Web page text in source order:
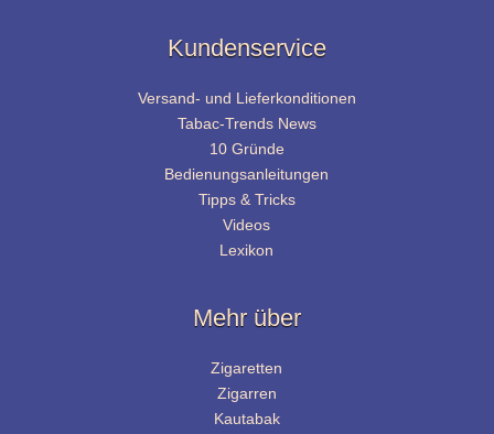
Kundenservice
Versand- und Lieferkonditionen
Tabac-Trends News
10 Gründe
Bedienungsanleitungen
Tipps & Tricks
Videos
Lexikon
Mehr über
Zigaretten
Zigarren
Kautabak